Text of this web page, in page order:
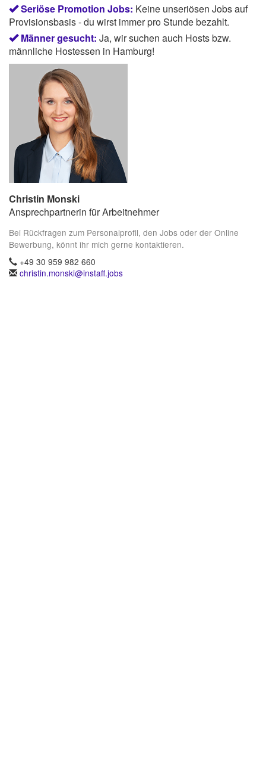
Seriöse Promotion Jobs: Keine unseriösen Jobs auf
Provisionsbasis - du wirst immer pro Stunde bezahlt.
Männer gesucht: Ja, wir suchen auch Hosts bzw.
männliche Hostessen in Hamburg!
Christin Monski
Ansprechpartnerin für Arbeitnehmer
Bei Rückfragen zum Personalprofil, den Jobs oder der Online
Bewerbung, könnt ihr mich gerne kontaktieren.
+49 30 959 982 660
christin.monski@instaff.jobs